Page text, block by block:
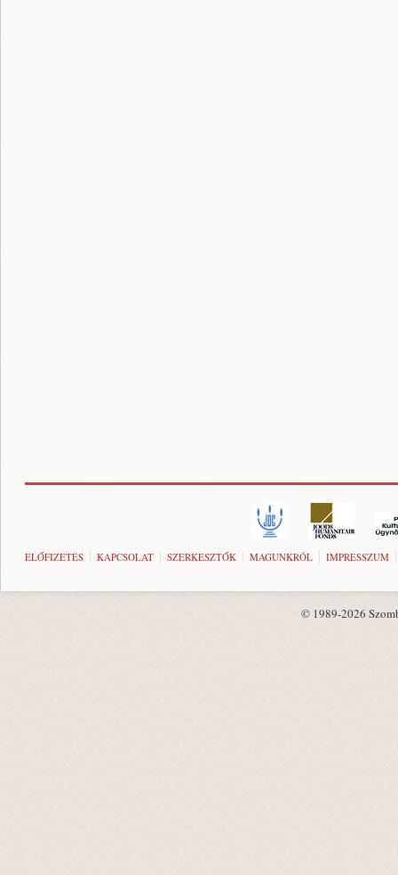
ELŐFIZETÉS KAPCSOLAT SZERKESZTŐK MAGUNKRÓL IMPRESSZUM
© 1989-2026